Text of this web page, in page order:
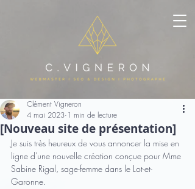
[Nouveau site de présentation]
Clément Vigneron
4 mai 2023 1 min de lecture
Je suis très heureux de vous annoncer la mise en
ligne d'une nouvelle création conçue pour Mme
Sabine Rigal, sage-femme dans le Lot-et-
Garonne.